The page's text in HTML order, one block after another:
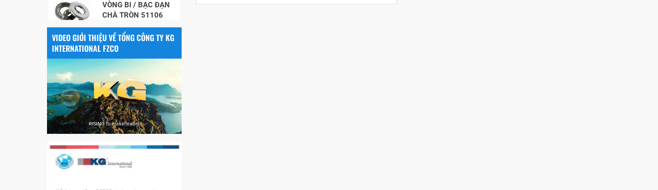
CHÀ TRÒN 51106
VÒNG BI / BẠC ĐẠN
NHÀO CÀ NA 24134
Vòng bi / Bạc đạn
tròn : 698
VÒNG BI PHS20
VIDEO GIỚI THIỆU VỀ TỔNG CÔNG TY KG
INTERNATIONAL FZCO